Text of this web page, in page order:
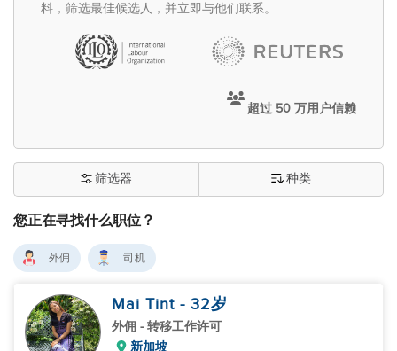
料，筛选最佳候选人，并立即与他们联系。
超过 50 万用户信赖
您正在寻找什么职位？
筛选器 种类
外佣 司机
Mai Tint - 32岁
外佣 - 转移工作许可
新加坡